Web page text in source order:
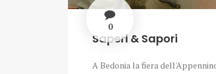
0
Saperi & Sapori
A Bedonia la fiera